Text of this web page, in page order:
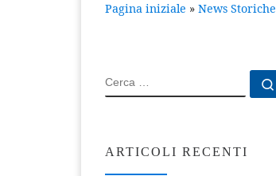
Pagina iniziale » News Storiche
CERCA
ARTICOLI RECENTI